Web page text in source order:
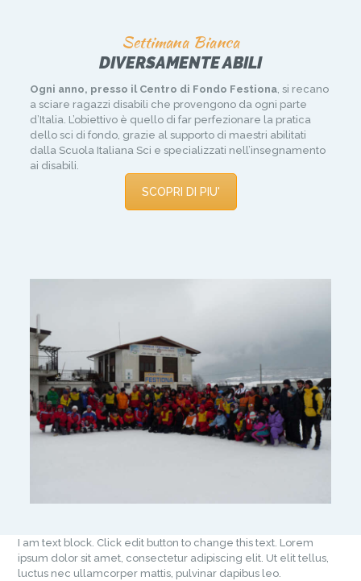
Settimana Bianca
DIVERSAMENTE ABILI
Ogni anno, presso il Centro di Fondo Festiona , si recano
a sciare ragazzi disabili che provengono da ogni parte
d’Italia. L’obiettivo è quello di far perfezionare la pratica
dello sci di fondo, grazie al supporto di maestri abilitati
dalla Scuola Italiana Sci e specializzati nell’insegnamento
ai disabili.
SCOPRI DI PIU'
I am text block. Click edit button to change this text. Lorem
ipsum dolor sit amet, consectetur adipiscing elit. Ut elit tellus,
luctus nec ullamcorper mattis, pulvinar dapibus leo.